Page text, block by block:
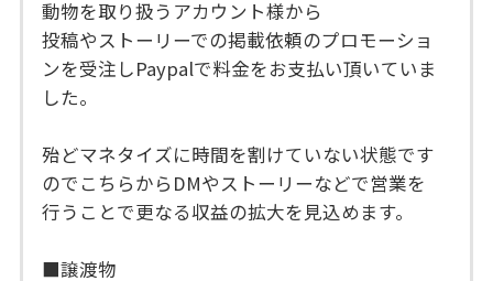
動物を取り扱うアカウント様から
投稿やストーリーでの掲載依頼のプロモーショ
ンを受注しPaypalで料金をお支払い頂いていま
した。
殆どマネタイズに時間を割けていない状態です
のでこちらからDMやストーリーなどで営業を
行うことで更なる収益の拡大を見込めます。
■譲渡物